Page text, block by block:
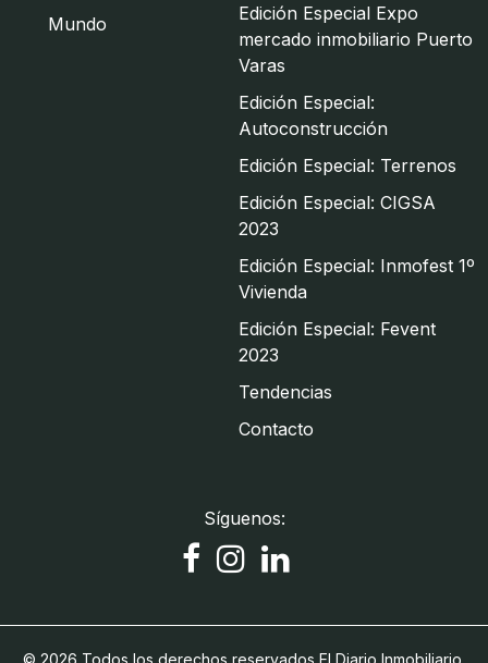
Mundo
Edición Especial Expo
mercado inmobiliario Puerto
Varas
Edición Especial:
Autoconstrucción
Edición Especial: Terrenos
Edición Especial: CIGSA
2023
Edición Especial: Inmofest 1º
Vivienda
Edición Especial: Fevent
2023
Tendencias
Contacto
Síguenos:
© 2026 Todos los derechos reservados El Diario Inmobiliario.